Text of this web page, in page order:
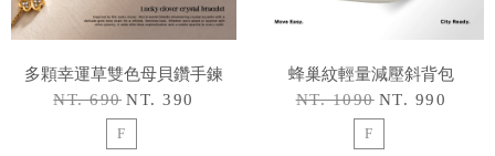
多顆幸運草雙色母貝鑽手鍊
NT. 690 NT. 390
F
蜂巢紋輕量減壓斜背包
NT. 1090 NT. 990
F